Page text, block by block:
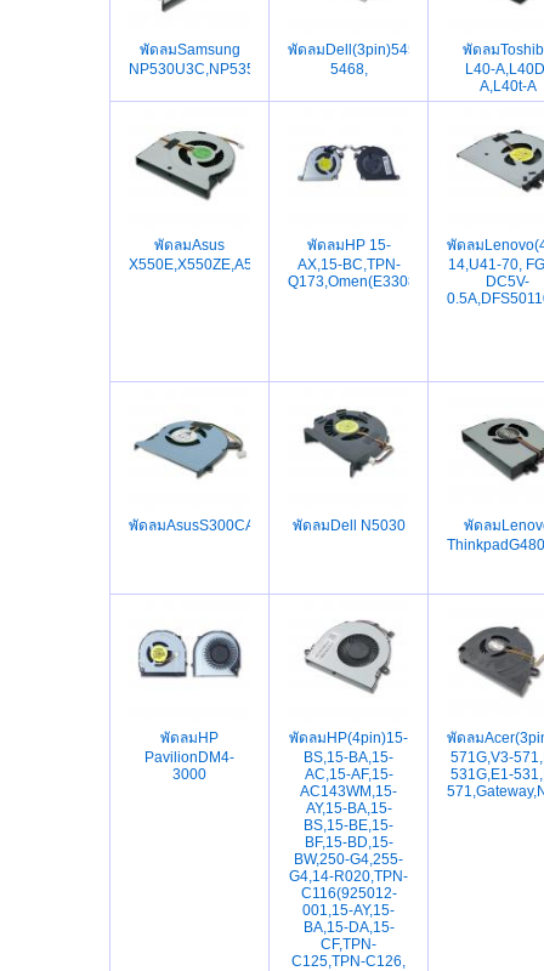
พัดลมSamsung
พัดลม
5468,
พัดลม
L40-
A,L40t-A
พัดลมAsus
X550E,X550ZE,A550D,A550DP,X750J,R510,R510Z,X550D
พัดลมHP 15-
AX,15-BC,TPN-
พัดลม
14,U41-70,
DC5V-
พัดลม พัดลมDell N5030
พัดลม
พัดลมHP
PavilionDM4-
3000
พัดลมHP(4pin)15-
BS,15-BA,15-
AC,15-AF,15-
AC143WM,15-
AY,15-BA,15-
BS,15-BE,15-
BF,15-BD,15-
BW,250-G4,255-
G4,14-R020,TPN-
C116(925012-
001,15-AY,15-
BA,15-DA,15-
CF,TPN-
C125,TPN-C126,
พัดลม
571G,V3-
531G,E1-